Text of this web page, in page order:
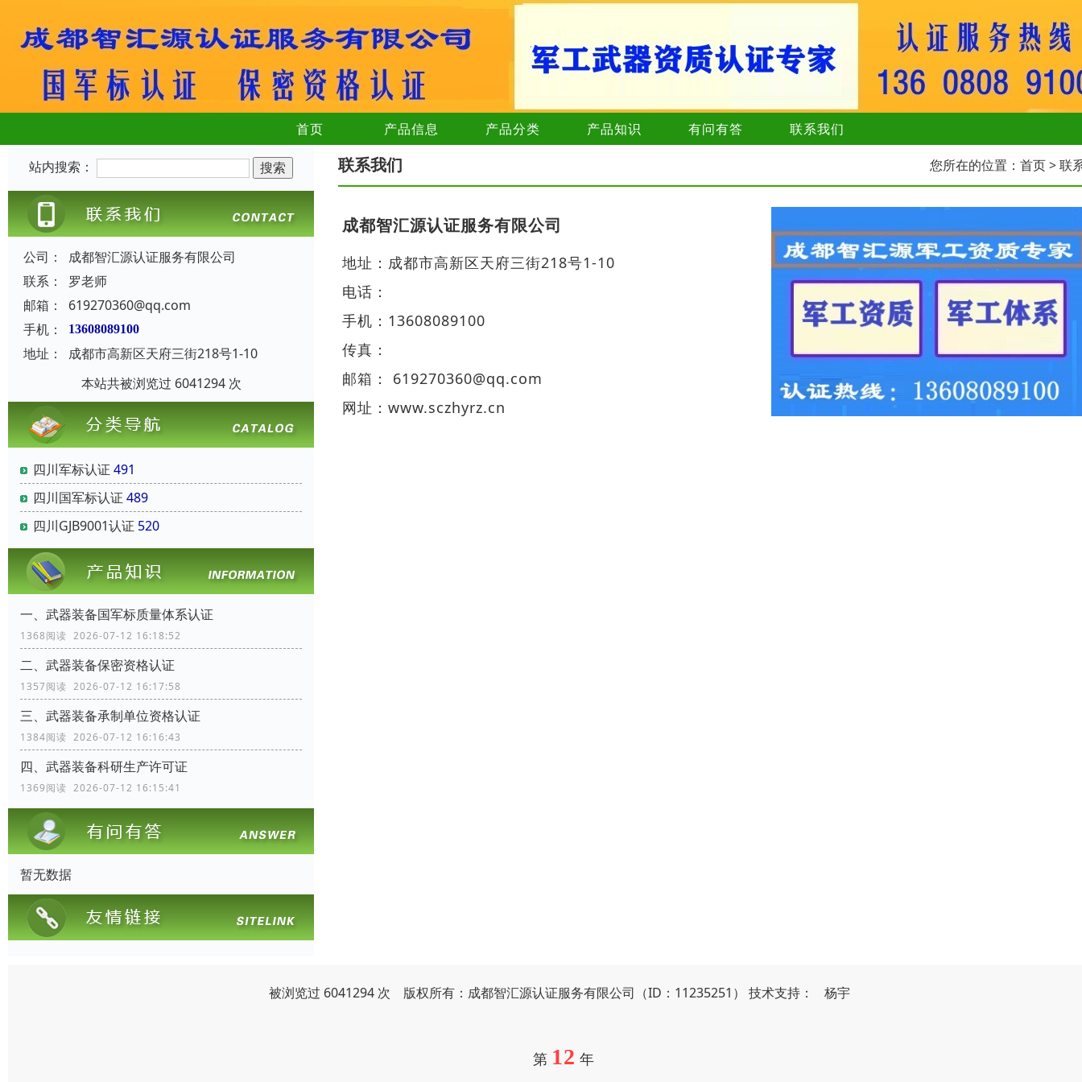
首页 产品信息 产品分类 产品知识 有问有答 联系我们
站内搜索：
公司：
成都智汇源认证服务有限公司
联系：
罗老师
邮箱：
619270360@qq.com
手机：
13608089100
地址：
成都市高新区天府三街218号1-10
本站共被浏览过 6041294 次
四川军标认证 491
四川国军标认证 489
四川GJB9001认证 520
一、武器装备国军标质量体系认证
1368阅读 2026-07-12 16:18:52
二、武器装备保密资格认证
1357阅读 2026-07-12 16:17:58
三、武器装备承制单位资格认证
1384阅读 2026-07-12 16:16:43
四、武器装备科研生产许可证
1369阅读 2026-07-12 16:15:41
暂无数据
联系我们 您所在的位置： 首页> 联
成都智汇源认证服务有限公司
地址：成都市高新区天府三街218号1-10
电话：
手机：13608089100
传真：
邮箱： 619270360@qq.com
网址： www.sczhyrz.cn
被浏览过 6041294 次 版权所有：成都智汇源认证服务有限公司（ID：11235251） 技术支持 ： 杨宇
第 12 年